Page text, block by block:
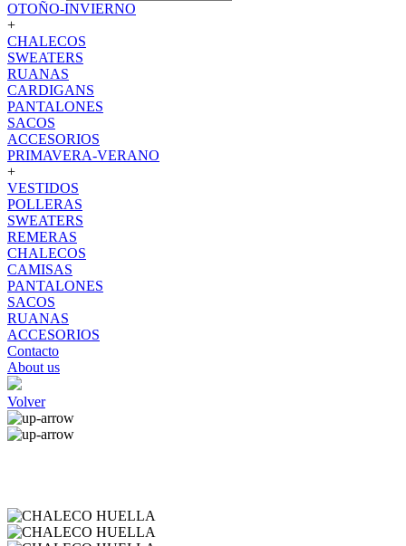
OTOÑO-INVIERNO
+
CHALECOS
SWEATERS
RUANAS
CARDIGANS
PANTALONES
SACOS
ACCESORIOS
PRIMAVERA-VERANO
+
VESTIDOS
POLLERAS
SWEATERS
REMERAS
CHALECOS
CAMISAS
PANTALONES
SACOS
RUANAS
ACCESORIOS
Contacto
About us
Volver